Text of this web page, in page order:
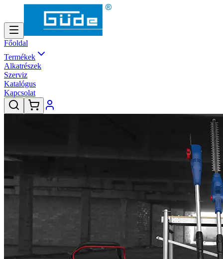
Főoldal
Termékek
Alkatrészek
Szerviz
Katalógus
Kapcsolat